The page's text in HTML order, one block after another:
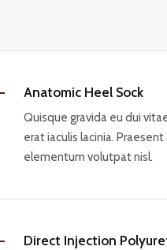
Anatomic Heel Sock
Quisque gravida eu dui
erat iaculis lacinia.
elementum volutpat nisl.
Direct Injection